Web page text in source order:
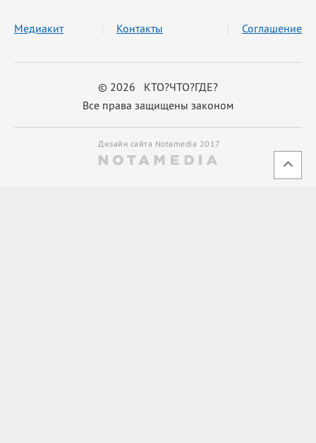
© 2026 КТО?ЧТО?ГДЕ?
Все права защищены законом
Медиакит Контакты Соглашение
Дизайн сайта Notamedia 2017